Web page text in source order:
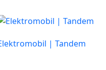
| Tandem